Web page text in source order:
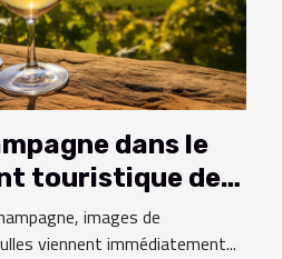
dans le
touristique des
images de
viennent immédiatement...